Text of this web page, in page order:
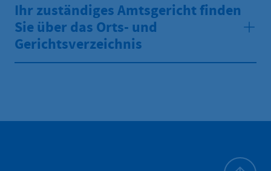
Ihr zuständiges Amtsgericht finden
Sie über das Orts- und
Gerichtsverzeichnis